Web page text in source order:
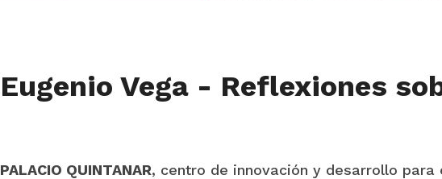
Eugenio Vega - Reflexiones
PALACIO QUINTANAR, centro de innovación y desarrollo